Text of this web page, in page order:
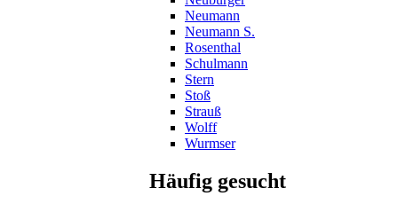
Neumann
Neumann S.
Rosenthal
Schulmann
Stern
Stoß
Strauß
Wolff
Wurmser
Häufig gesucht